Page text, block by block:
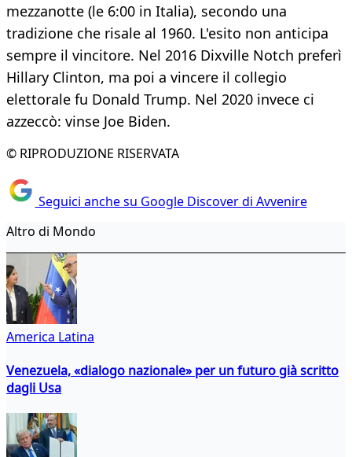
mezzanotte (le 6:00 in Italia), secondo una
tradizione che risale al 1960. L'esito non anticipa
sempre il vincitore. Nel 2016 Dixville Notch preferì
Hillary Clinton, ma poi a vincere il collegio
elettorale fu Donald Trump. Nel 2020 invece ci
azzeccò: vinse Joe Biden.
© RIPRODUZIONE RISERVATA
Seguici anche su Google Discover di Avvenire
Altro di Mondo
America Latina
Venezuela, «dialogo nazionale» per un futuro già scritto
dagli Usa